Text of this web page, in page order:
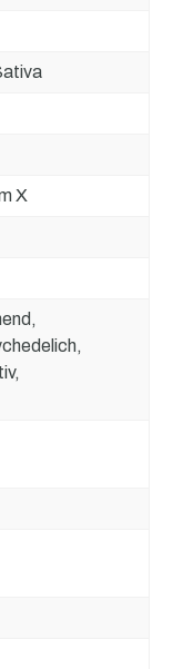
X